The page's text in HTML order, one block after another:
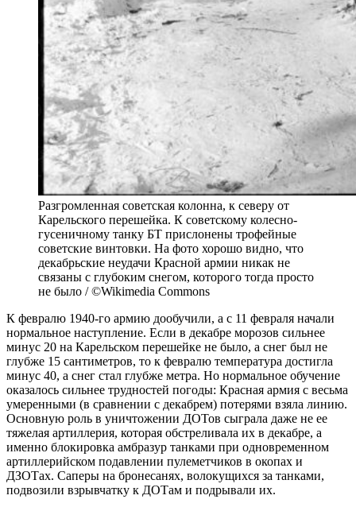
Разгромленная советская колонна, к северу от
Карельского перешейка. К советскому колесно-
гусеничному танку БТ прислонены трофейные
советские винтовки. На фото хорошо видно, что
декабрьские неудачи Красной армии никак не
связаны с глубоким снегом, которого тогда просто
не было / ©Wikimedia Commons
К февралю 1940-го армию дообучили, а с 11 февраля начали
нормальное наступление. Если в декабре морозов сильнее
минус 20 на Карельском перешейке не было, а снег был не
глубже 15 сантиметров, то к февралю температура достигла
минус 40, а снег стал глубже метра. Но нормальное обучение
оказалось сильнее трудностей погоды: Красная армия с весьма
умеренными (в сравнении с декабрем) потерями взяла линию.
Основную роль в уничтожении ДОТов сыграла даже не ее
тяжелая артиллерия, которая обстреливала их в декабре, а
именно блокировка амбразур танками при одновременном
артиллерийском подавлении пулеметчиков в окопах и
ДЗОТах. Саперы на бронесанях, волокущихся за танками,
подвозили взрывчатку к ДОТам и подрывали их.